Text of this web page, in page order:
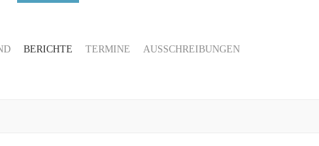
BERICHTE TERMINE AUSSCHREIBUNGEN